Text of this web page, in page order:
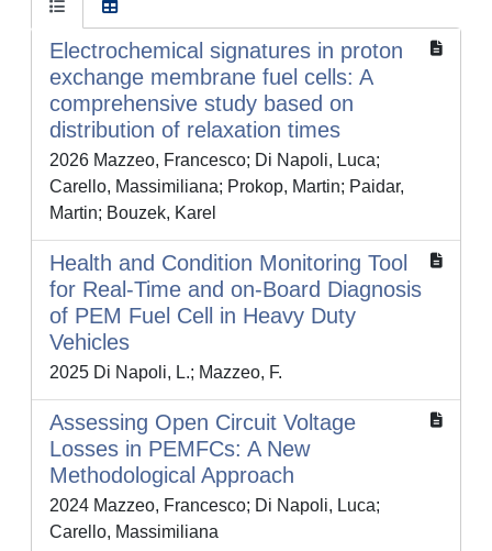
Electrochemical signatures in proton
exchange membrane fuel cells: A
comprehensive study based on
distribution of relaxation times
2026 Mazzeo, Francesco; Di Napoli, Luca;
Carello, Massimiliana; Prokop, Martin; Paidar,
Martin; Bouzek, Karel
Health and Condition Monitoring Tool
for Real-Time and on-Board Diagnosis
of PEM Fuel Cell in Heavy Duty
Vehicles
2025 Di Napoli, L.; Mazzeo, F.
Assessing Open Circuit Voltage
Losses in PEMFCs: A New
Methodological Approach
2024 Mazzeo, Francesco; Di Napoli, Luca;
Carello, Massimiliana